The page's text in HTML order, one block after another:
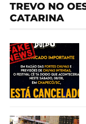
TREVO NO
CATARINA